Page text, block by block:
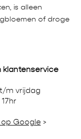
is alleen
of droge
klantenservice
m vrijdag
op Google >